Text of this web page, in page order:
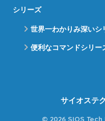
シリーズ
世界一わかりみ深いシ
便利なコマンドシリー
サイオステ
© 2026 SIOS